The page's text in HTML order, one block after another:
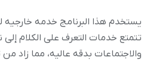
یستخدم هذا البرنامج خدمه خارجیه
تتمتع خدمات التعرف على الکلام
والاجتماعات بدقه عالیه، مما زاد من